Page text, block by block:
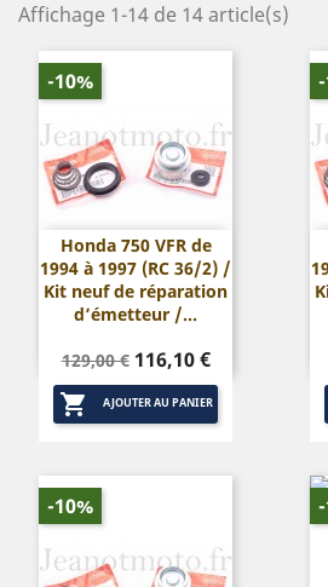
Affichage 1-14 de 14 article(s)
Honda 750 VFR de
1994 à 1997 (RC 36/2) /
Kit neuf de réparation
d’émetteur /...
Prix
de
base
129,00 € Prix
116,10 €
 AJOUTER AU PANIER
-10%
-10%